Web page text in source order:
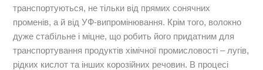
транспортуються, не тільки від прямих сонячних
променів, а й від УФ-випромінювання. Крім того, волокно
дуже стабільне і міцне, що робить його придатним для
транспортування продуктів хімічної промисловості – лугів,
рідких кислот та інших корозійних речовин. В процесі